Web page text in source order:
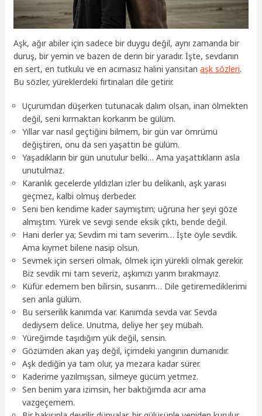
Aşk, ağır abiler için sadece bir duygu değil, aynı zamanda bir
duruş, bir yemin ve bazen de derin bir yaradır. İşte, sevdanın
en sert, en tutkulu ve en acımasız halini yansıtanaşk sözleri.
Bu sözler, yüreklerdeki fırtınaları dile getirir.
Uçurumdan düşerken tutunacak dalım olsan, inan ölmekten
değil, seni kırmaktan korkarım be gülüm.
Yıllar var nasıl geçtiğini bilmem, bir gün var ömrümü
değiştiren, onu da sen yaşattın be gülüm.
Yaşadıkların bir gün unutulur belki… Ama yaşattıkların asla
unutulmaz.
Karanlık gecelerde yıldızları izler bu delikanlı, aşk yarası
geçmez, kalbi olmuş derbeder.
Seni ben kendime kader saymıştım; uğruna her şeyi göze
almıştım. Yürek ve sevgi sende eksik çıktı, bende değil.
Hani derler ya; Sevdim mi tam severim… İşte öyle sevdik.
Ama kıymet bilene nasip olsun.
Sevmek için serseri olmak, ölmek için yürekli olmak gerekir.
Biz sevdik mi tam severiz, aşkımızı yarım bırakmayız.
Küfür edemem ben bilirsin, susarım… Dile getiremediklerimi
sen anla gülüm.
Bu serserilik kanımda var. Kanımda sevda var. Sevda
dediysem delice. Unutma, deliye her şey mübah.
Yüreğimde taşıdığım yük değil, sensin.
Gözümden akan yaş değil, içimdeki yangının dumanıdır.
Aşk dediğin ya tam olur, ya mezara kadar sürer.
Kaderime yazılmışsan, silmeye gücüm yetmez.
Sen benim yara izimsin, her baktığımda acır ama
vazgeçemem.